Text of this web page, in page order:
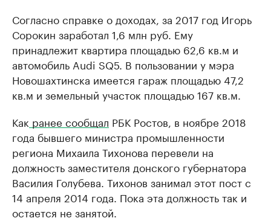
Согласно справке о доходах, за 2017 год Игорь
Сорокин заработал 1,6 млн руб. Ему
принадлежит квартира площадью 62,6 кв.м и
автомобиль Audi SQ5. В пользовании у мэра
Новошахтинска имеется гараж площадью 47,2
кв.м и земельный участок площадью 167 кв.м.
Как ранее сообщал РБК Ростов, в ноябре 2018
года бывшего министра промышленности
региона Михаила Тихонова перевели на
должность заместителя донского губернатора
Василия Голубева. Тихонов занимал этот пост с
14 апреля 2014 года. Пока эта должность так и
остается не занятой.